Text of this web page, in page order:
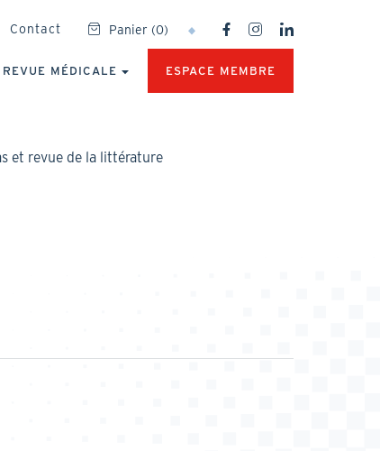
Contact Panier (0)
SOCIAL
NETWORKS
REVUE MÉDICALE ESPACE MEMBRE
et revue de la littérature